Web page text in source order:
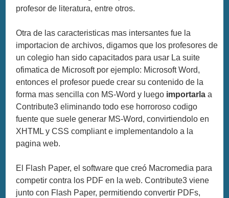
profesor de literatura, entre otros.
Otra de las caracteristicas mas intersantes fue la
importacion de archivos, digamos que los profesores de
un colegio han sido capacitados para usar La suite
ofimatica de Microsoft por ejemplo: Microsoft Word,
entonces el profesor puede crear su contenido de la
forma mas sencilla con MS-Word y luego importarla a
Contribute3 eliminando todo ese horroroso codigo
fuente que suele generar MS-Word, convirtiendolo en
XHTML y CSS compliant e implementandolo a la
pagina web.
El Flash Paper, el software que creó Macromedia para
competir contra los PDF en la web. Contribute3 viene
junto con Flash Paper, permitiendo convertir PDFs,